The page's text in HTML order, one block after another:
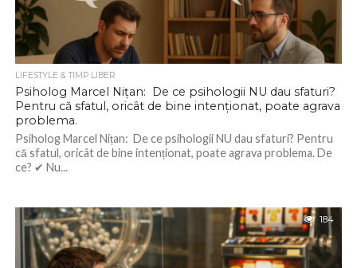
LIFESTYLE & TIMP LIBER
Psiholog Marcel Nițan: De ce psihologii NU dau sfaturi?
Pentru că sfatul, oricât de bine intenționat, poate agrava
problema.
Psiholog Marcel Nițan: De ce psihologii NU dau sfaturi? Pentru
că sfatul, oricât de bine intenționat, poate agrava problema. De
ce? ✔ Nu...
184